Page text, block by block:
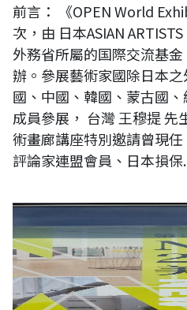
前言： 《OPEN World
次，由 日本ASIAN
外務省所屬的国際交流基
辦。參展藝術家國除日本
國、中國、韓國、蒙古國
成員參展， 台灣 王穆提 先
術畫廊講座特別邀請曾現
評論家連盟會員、日本損保
【現場直擊】日本第二十三《NAU21
館展覽